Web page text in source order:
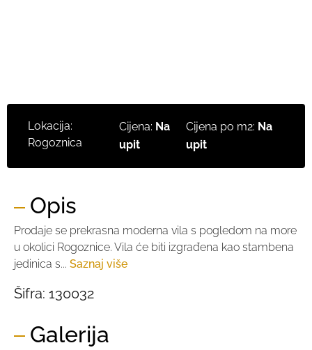
Lokacija:
Rogoznica
Cijena: Na
upit
Cijena po m2: Na
upit
Opis
Prodaje se prekrasna moderna vila s pogledom na more
u okolici Rogoznice. Vila će biti izgrađena kao stambena
jedinica s... Saznaj više
Šifra: 130032
Galerija